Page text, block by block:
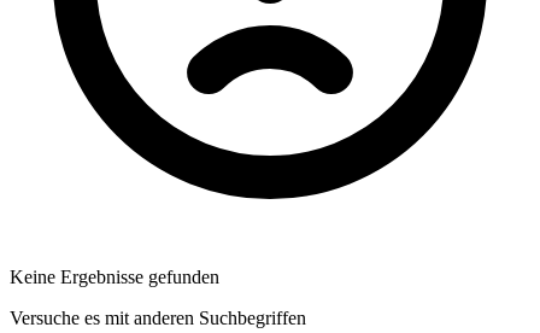
Keine Ergebnisse gefunden
Versuche es mit anderen Suchbegriffen